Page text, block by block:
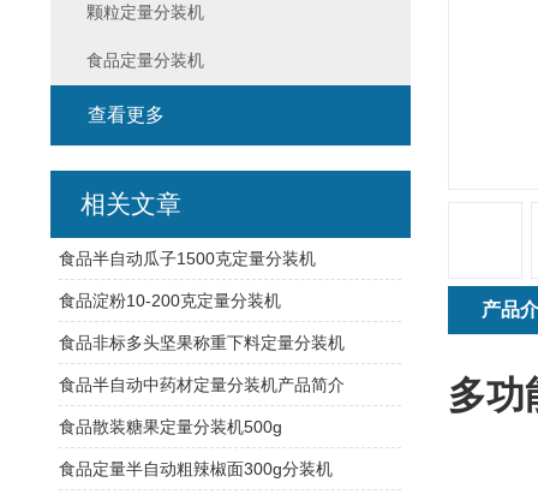
产品
多功
颗粒定量分装机
食品定量分装机
查看更多
相关文章
食品半自动瓜子1500克定量分装机
食品淀粉10-200克定量分装机
食品非标多头坚果称重下料定量分装机
食品半自动中药材定量分装机产品简介
食品散装糖果定量分装机500g
食品定量半自动粗辣椒面300g分装机